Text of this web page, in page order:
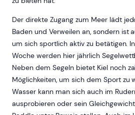
Der direkte Zugang zum Meer lädt
Baden und Verweilen an, sondern ist
um sich sportlich aktiv zu betätigen.
Woche werden hier jährlich
Neben dem Segeln bietet Kiel noch
Möglichkeiten, um sich dem Sport zu
Wasser kann man sich auch im
ausprobieren oder sein